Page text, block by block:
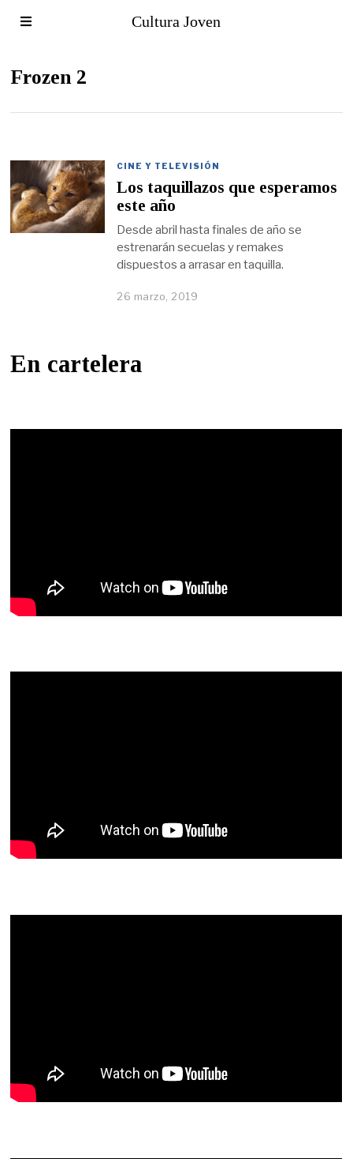
Cultura Joven
Frozen 2
CINE Y TELEVISIÓN
Los taquillazos que esperamos
este año
Desde abril hasta finales de año se
estrenarán secuelas y remakes
dispuestos a arrasar en taquilla.
26 marzo, 2019
En cartelera